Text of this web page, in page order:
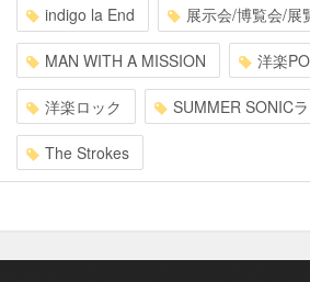
indigo la End 展示会/博覧会/展
MAN WITH A MISSION 洋楽
洋楽ロック SUMMER SONIC
The Strokes